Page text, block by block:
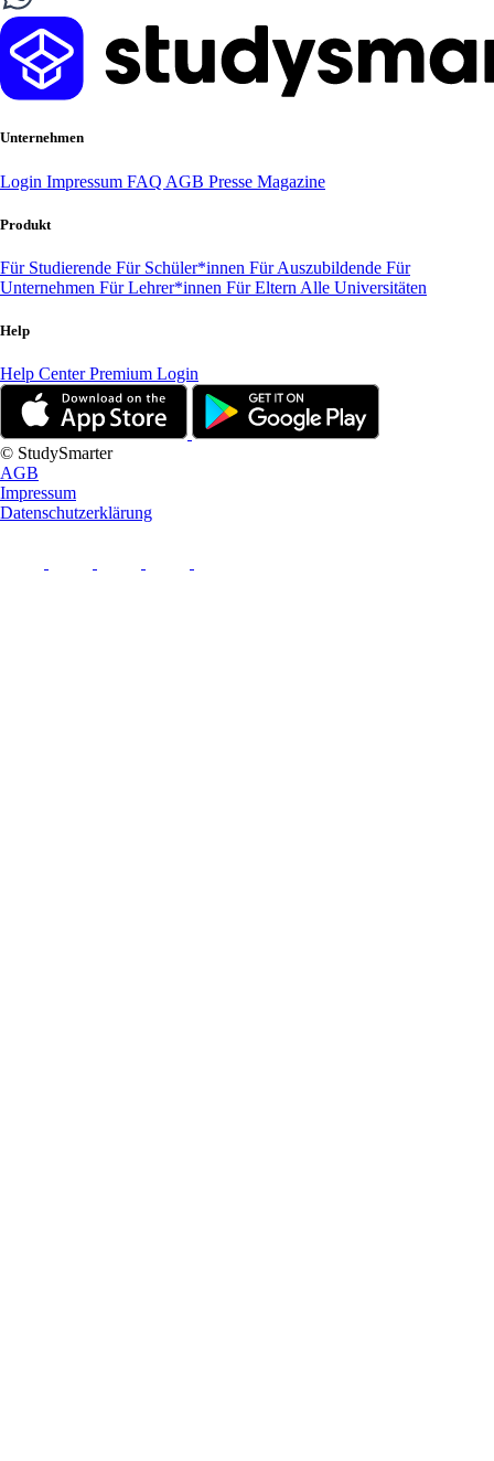
Unternehmen
Login Impressum FAQ AGB Presse Magazine
Produkt
Für Studierende Für Schüler*innen Für Auszubildende Für
Unternehmen Für Lehrer*innen Für Eltern Alle Universitäten
Help
Help CenterPremium Login
© StudySmarter
AGB
Impressum
Datenschutzerklärung